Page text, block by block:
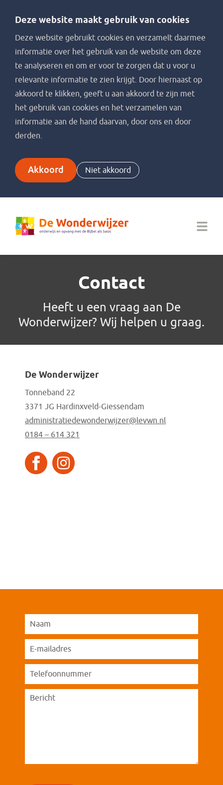
Deze website maakt gebruik van cookies
Deze website gebruikt cookies en verzamelt daarmee
informatie over het gebruik van de website om deze
te analyseren en om er voor te zorgen dat u voor u
relevante informatie te zien krijgt. Door hiernaast op
akkoord te klikken, geeft u aan akkoord te zijn met
het gebruik van cookies en het verzamelen van
informatie aan de hand daarvan, door ons en door
derden.
Akkoord Niet akkoord
Contact
Heeft u een vraag aan De
Wonderwijzer? Wij helpen u graag.
De Wonderwijzer
Tonneband 22
3371 JG Hardinxveld-Giessendam
administratiedewonderwijzer@levwn.nl
0184 – 614 321